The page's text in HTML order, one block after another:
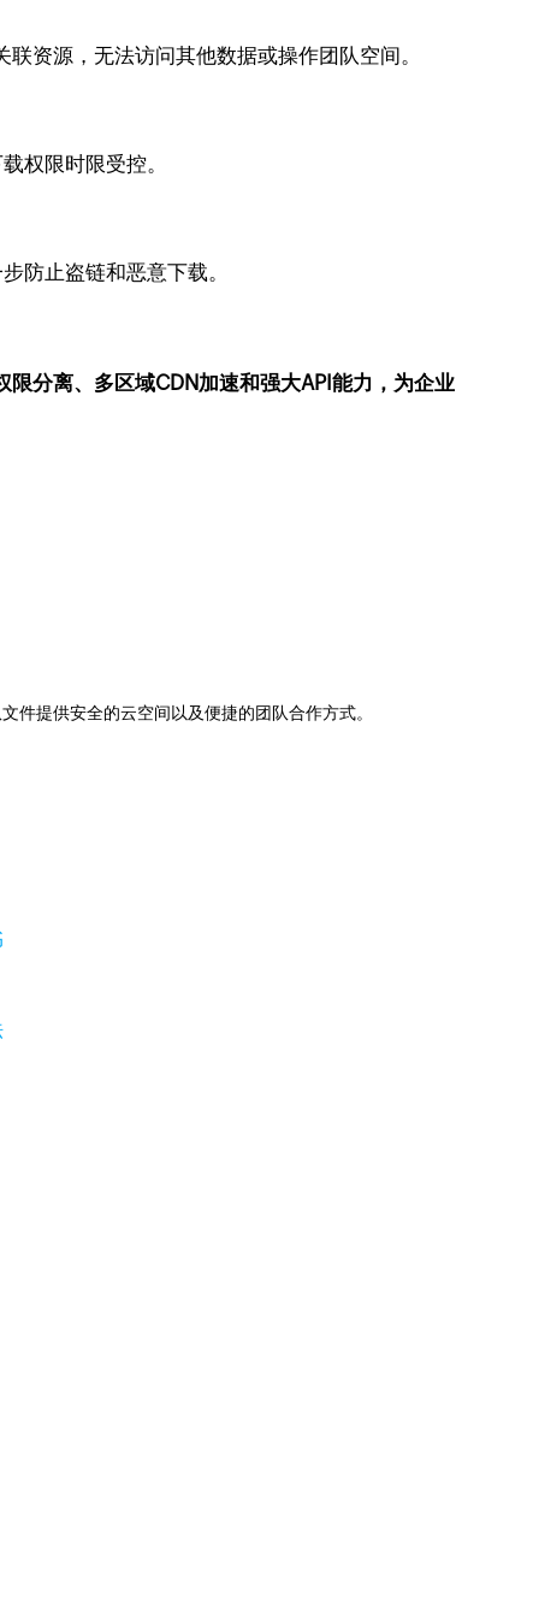
资源，无法访问其他数据或操作团队空间。
权限时限受控。
防止盗链和恶意下载。
限分离、多区域CDN加速和强大API能力，为企业
提供安全的云空间以及便捷的团队合作方式。